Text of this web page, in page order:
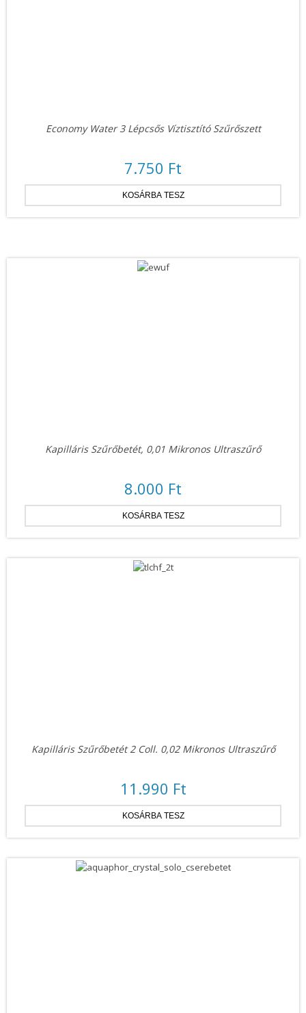
Economy Water 3 Lépcsős Víztisztító Szűrőszett
7.750 Ft
Kapilláris Szűrőbetét, 0,01 Mikronos Ultraszűrő
8.000 Ft
Kapilláris Szűrőbetét 2 Coll. 0,02 Mikronos Ultraszűrő
11.990 Ft